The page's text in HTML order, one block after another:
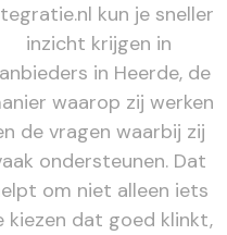
kun je sneller
inzicht krijgen in
in Heerde, de
waarop zij werken
de vragen waarbij zij
ondersteunen. Dat
om niet alleen iets
kiezen dat goed klinkt,